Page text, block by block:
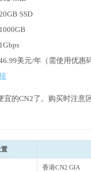
SSD
美元/年（需使用优惠
宜的CN2了。购买时注意
香港CN2 GIA